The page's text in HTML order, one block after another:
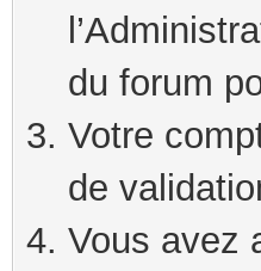
du forum
Votre
de
Vous avez